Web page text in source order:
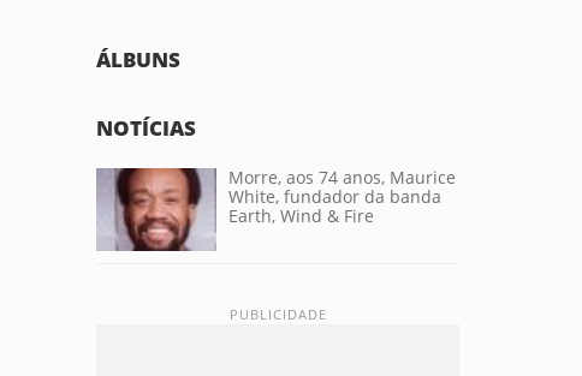
ÁLBUNS
NOTÍCIAS
Morre, aos 74 anos, Maurice
White, fundador da banda
Earth, Wind & Fire